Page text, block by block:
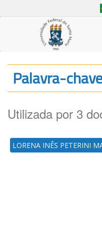
Palavra-
Utilizada por 3
LORENA INÊS PETERINI